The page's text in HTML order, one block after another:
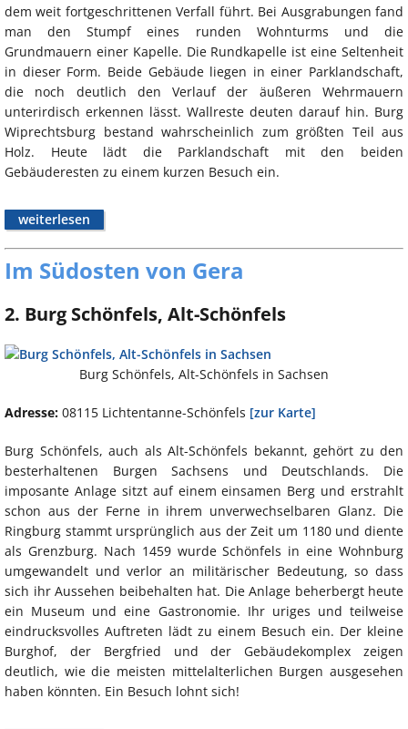
dem weit fortgeschrittenen Verfall führt. Bei Ausgrabungen fand
man den Stumpf eines runden Wohnturms und die
Grundmauern einer Kapelle. Die Rundkapelle ist eine Seltenheit
in dieser Form. Beide Gebäude liegen in einer Parklandschaft,
die noch deutlich den Verlauf der äußeren Wehrmauern
unterirdisch erkennen lässt. Wallreste deuten darauf hin. Burg
Wiprechtsburg bestand wahrscheinlich zum größten Teil aus
Holz. Heute lädt die Parklandschaft mit den beiden
Gebäuderesten zu einem kurzen Besuch ein.
weiterlesen
Im Südosten von Gera
2. Burg Schönfels, Alt-Schönfels
Burg Schönfels, Alt-Schönfels in Sachsen
Adresse: 08115 Lichtentanne-Schönfels [zur Karte]
Burg Schönfels, auch als Alt-Schönfels bekannt, gehört zu den
besterhaltenen Burgen Sachsens und Deutschlands. Die
imposante Anlage sitzt auf einem einsamen Berg und erstrahlt
schon aus der Ferne in ihrem unverwechselbaren Glanz. Die
Ringburg stammt ursprünglich aus der Zeit um 1180 und diente
als Grenzburg. Nach 1459 wurde Schönfels in eine Wohnburg
umgewandelt und verlor an militärischer Bedeutung, so dass
sich ihr Aussehen beibehalten hat. Die Anlage beherbergt heute
ein Museum und eine Gastronomie. Ihr uriges und teilweise
eindrucksvolles Auftreten lädt zu einem Besuch ein. Der kleine
Burghof, der Bergfried und der Gebäudekomplex zeigen
deutlich, wie die meisten mittelalterlichen Burgen ausgesehen
haben könnten. Ein Besuch lohnt sich!